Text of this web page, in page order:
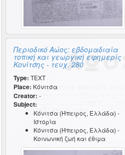
Περιοδικό Αώος: εβδομαδιαία
τοπική και γεωργική εφημερίς
Κονίτσης - τευχ. 280
Type: TEXT
Place: Κόνιτσα
Creator: -
Subject:
Κόνιτσα (Ήπειρος, Ελλάδα) -
Ιστορία
Κόνιτσα (Ήπειρος, Ελλάδα) -
Κοινωνική ζωή και έθιμα